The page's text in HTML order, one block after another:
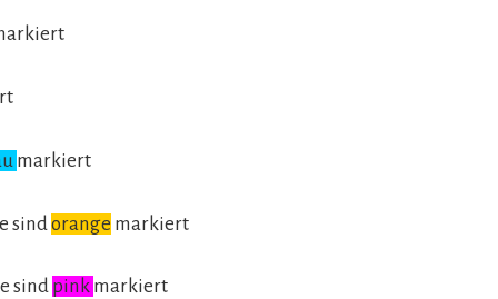
markiert
sindorange markiert
sind pink markiert